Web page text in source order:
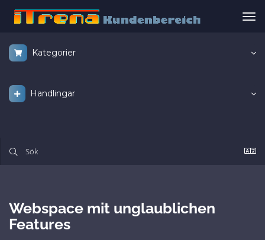
Kategorier
Handlingar
Webspace mit unglaublichen
Features